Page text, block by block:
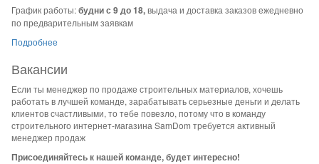
График работы:будни с 9 до 18,выдача и доставка заказов ежедневно
по предварительным заявкам
Подробнее
Вакансии
Если ты менеджер по продаже строительных материалов, хочешь
работать в лучшей команде, зарабатывать серьезные деньги и делать
клиентов счастливыми, то тебе повезло, потому что в команду
строительного интернет-магазина SamDom требуется активный
менеджер продаж
Присоединяйтесь к нашей команде, будет интересно!